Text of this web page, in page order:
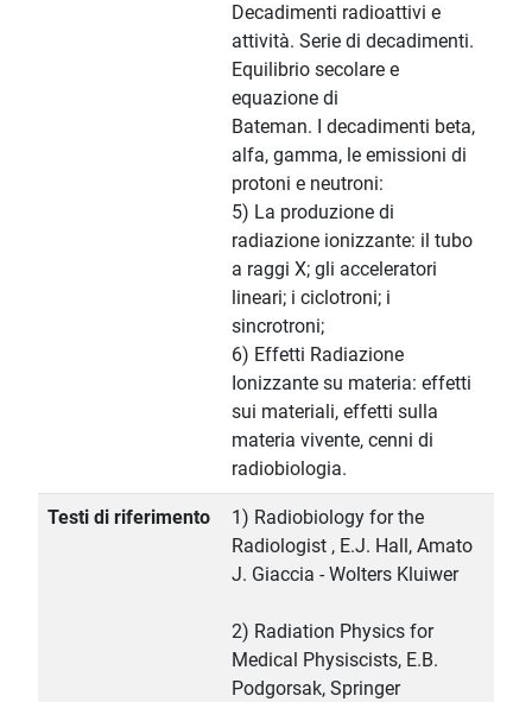
Decadimenti radioattivi e
attività. Serie di decadimenti.
Equilibrio secolare e
equazione di
Bateman. I decadimenti beta,
alfa, gamma, le emissioni di
protoni e neutroni:
5) La produzione di
radiazione ionizzante: il tubo
a raggi X; gli acceleratori
lineari; i ciclotroni; i
sincrotroni;
6) Effetti Radiazione
Ionizzante su materia: effetti
sui materiali, effetti sulla
materia vivente, cenni di
radiobiologia.
Testi di riferimento
1) Radiobiology for the
Radiologist , E.J. Hall, Amato
J. Giaccia - Wolters Kluiwer
2) Radiation Physics for
Medical Physiscists, E.B.
Podgorsak, Springer